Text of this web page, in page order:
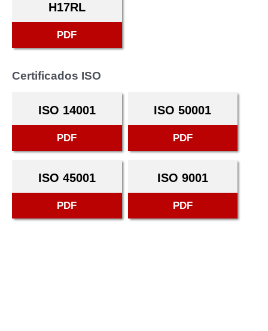
H17RL
PDF
Certificados ISO
ISO 14001
PDF
ISO 50001
PDF
ISO 45001
PDF
ISO 9001
PDF